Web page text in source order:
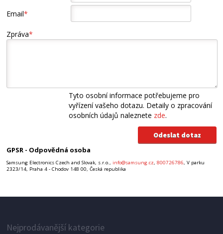
Email*
Zpráva*
Tyto osobní informace potřebujeme pro
vyřízení vašeho dotazu. Detaily o zpracování
osobních údajů naleznete zde.
GPSR - Odpovědná osoba
Samsung Electronics Czech and Slovak, s.r.o., info@samsung.cz,800726786, V parku
2323/14, Praha 4 - Chodov 148 00, Česká republika
Nejprodávanější kategorie